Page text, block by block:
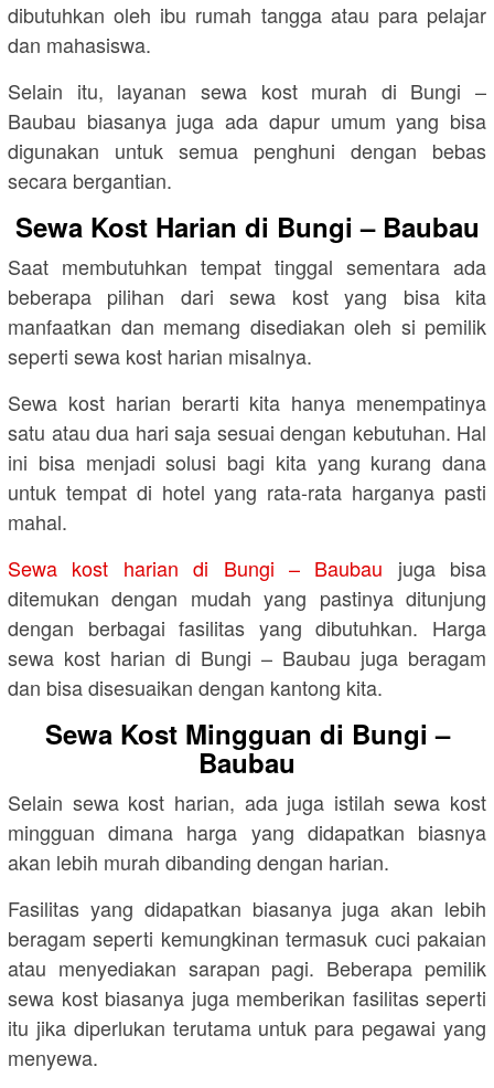
dibutuhkan oleh ibu rumah tangga atau para pelajar
dan mahasiswa.
Selain itu, layanan sewa kost murah di Bungi –
Baubau biasanya juga ada dapur umum yang bisa
digunakan untuk semua penghuni dengan bebas
secara bergantian.
Sewa Kost Harian di Bungi – Baubau
Saat membutuhkan tempat tinggal sementara ada
beberapa pilihan dari sewa kost yang bisa kita
manfaatkan dan memang disediakan oleh si pemilik
seperti sewa kost harian misalnya.
Sewa kost harian berarti kita hanya menempatinya
satu atau dua hari saja sesuai dengan kebutuhan. Hal
ini bisa menjadi solusi bagi kita yang kurang dana
untuk tempat di hotel yang rata-rata harganya pasti
mahal.
Sewa kost harian di Bungi – Baubau juga bisa
ditemukan dengan mudah yang pastinya ditunjung
dengan berbagai fasilitas yang dibutuhkan. Harga
sewa kost harian di Bungi – Baubau juga beragam
dan bisa disesuaikan dengan kantong kita.
Sewa Kost Mingguan di Bungi –
Baubau
Selain sewa kost harian, ada juga istilah sewa kost
mingguan dimana harga yang didapatkan biasnya
akan lebih murah dibanding dengan harian.
Fasilitas yang didapatkan biasanya juga akan lebih
beragam seperti kemungkinan termasuk cuci pakaian
atau menyediakan sarapan pagi. Beberapa pemilik
sewa kost biasanya juga memberikan fasilitas seperti
itu jika diperlukan terutama untuk para pegawai yang
menyewa.